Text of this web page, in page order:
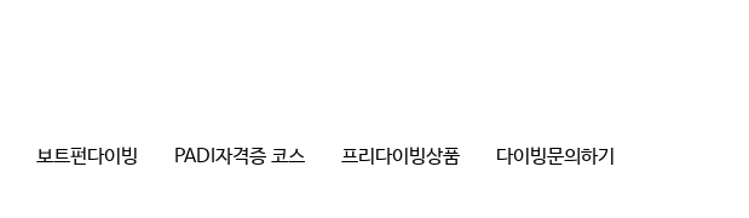
보트펀다이빙 PADI자격증 코스 프리다이빙상품 다이빙문의하기